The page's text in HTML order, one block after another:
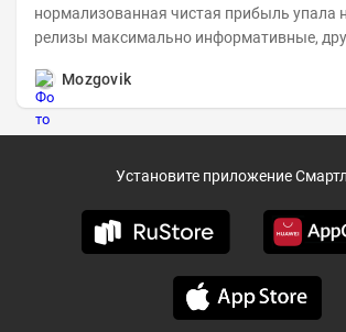
нормализованная чистая прибыль упала на 9%
релизы максимально информативные,
Mozgovik
Установите приложение